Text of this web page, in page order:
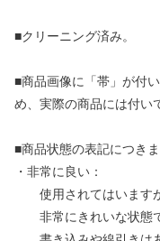
■クリーニング済み。
■商品画像に「帯」が付
め、実際の商品には付い
■商品状態の表記につき
・非常に良い：
使用されてはいますが
非常にきれいな状態で